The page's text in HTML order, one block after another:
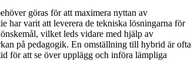
göras för att maximera nyttan av
har varit att leverera de tekniska lösningarna för
vilket leds vidare med hjälp av
på pedagogik. En omställning till hybrid är ofta
för att se över upplägg och införa lämpliga